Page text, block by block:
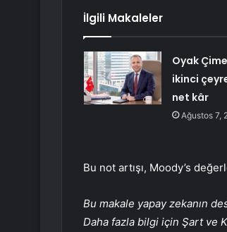
İlgili Makaleler
Oyak
ikinci
net kâr
Ağustos 7,
Bu not artışı, Moody’s
Bu makale yapay zekanın
Daha fazla bilgi için Şart ve